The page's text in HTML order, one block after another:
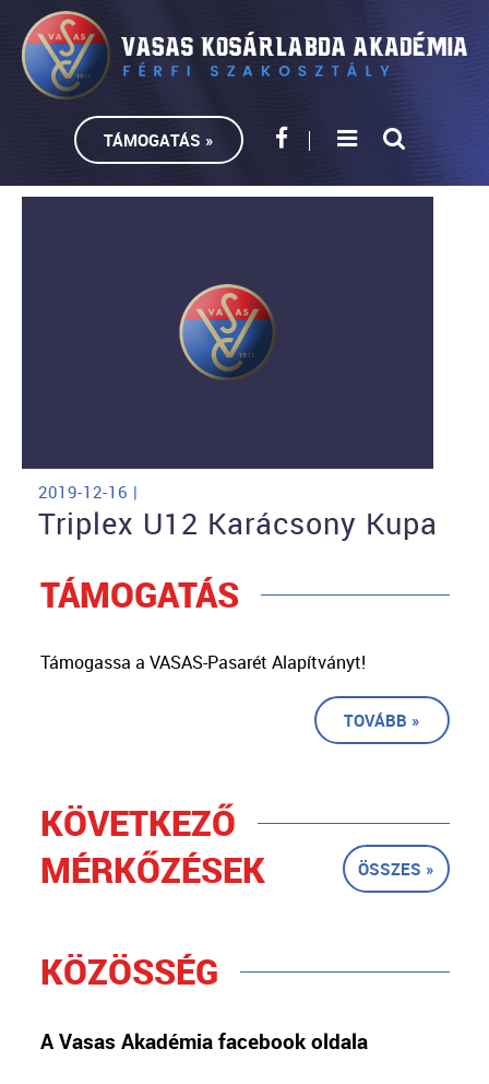
TÁMOGATÁS »
2019-12-16 |
Triplex U12 Karácsony Kupa
TÁMOGATÁS
Támogassa a VASAS-Pasarét Alapítványt!
TOVÁBB »
KÖVETKEZŐ
MÉRKŐZÉSEK
ÖSSZES »
KÖZÖSSÉG
A Vasas Akadémia facebook oldala